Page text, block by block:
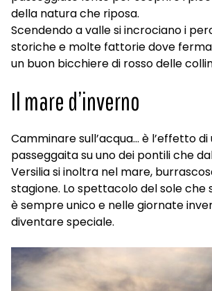
della natura che riposa.
Scendendo a valle si incrociano i
storiche e molte fattorie dove
un buon bicchiere di rosso delle
Il mare d’inverno
Camminare sull’acqua… è l’effetto di
passeggaita su uno dei pontili che
Versilia si inoltra nel mare,
stagione. Lo spettacolo del sole che
è sempre unico e nelle giornate
diventare speciale.